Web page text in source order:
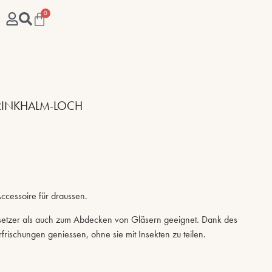
0
LOCH
für draussen.
als auch zum Abdecken von Gläsern geeignet. Dank des
geniessen, ohne sie mit Insekten zu teilen.